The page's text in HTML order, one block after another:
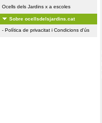
Ocells dels Jardins x a escoles
Sobre ocellsdelsjardins.cat
- Política de privacitat i Condicions d'ús